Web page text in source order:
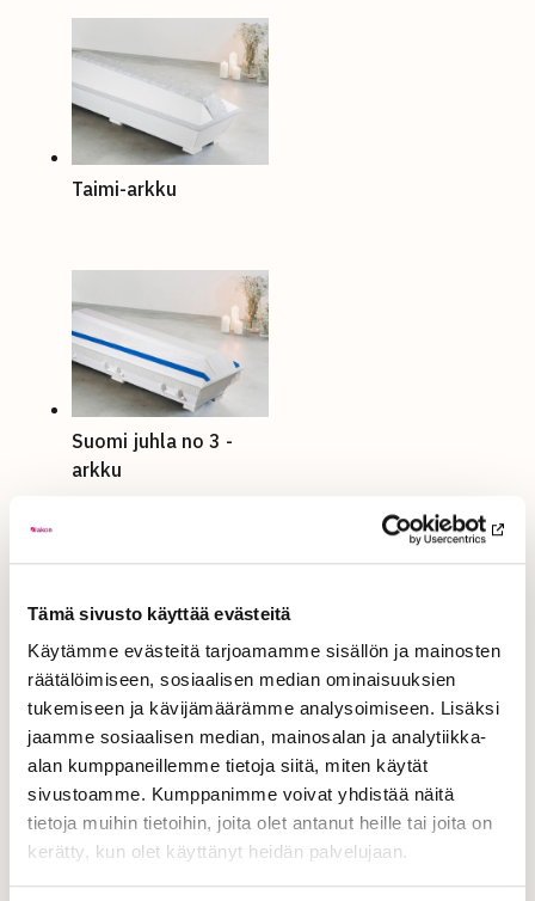
Tämä sivusto käyttää evästeitä
Käytämme evästeitä tarjoamamme sisällön ja mainosten
räätälöimiseen, sosiaalisen median ominaisuuksien
tukemiseen ja kävijämäärämme analysoimiseen. Lisäksi
jaamme sosiaalisen median, mainosalan ja analytiikka-
alan kumppaneillemme tietoja siitä, miten käytät
sivustoamme. Kumppanimme voivat yhdistää näitä
tietoja muihin tietoihin, joita olet antanut heille tai joita on
kerätty, kun olet käyttänyt heidän palvelujaan.
Taimi-arkku
Suomi juhla no 3 -
arkku
Valonsäde no 7V -
arkku